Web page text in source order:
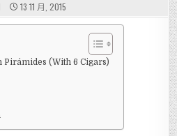
13 11 月, 2015
Pirámides (With 6 Cigars)